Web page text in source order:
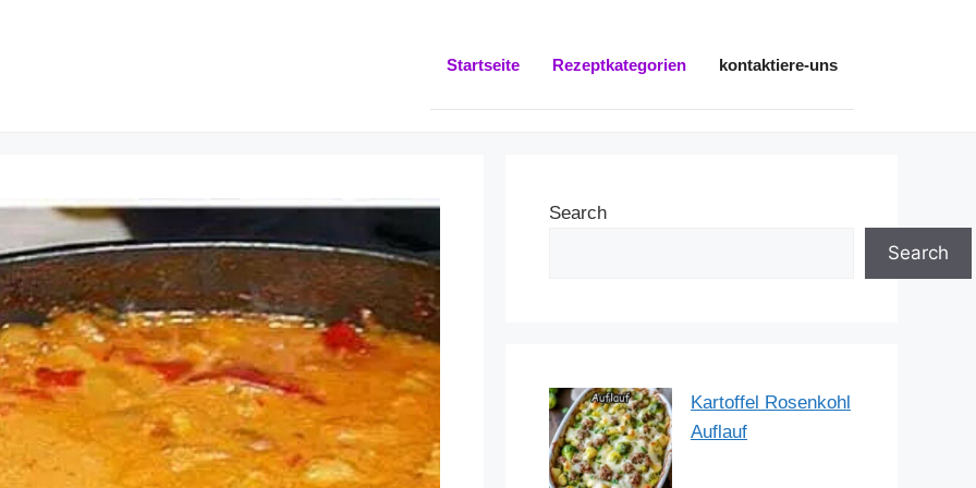
Startseite Rezeptkategorien kontaktiere-uns
Search
Search
Kartoffel Rosenkohl
Auflauf